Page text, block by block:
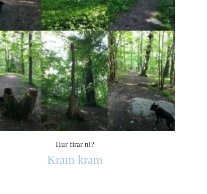
Hur firar ni?
Kram kram